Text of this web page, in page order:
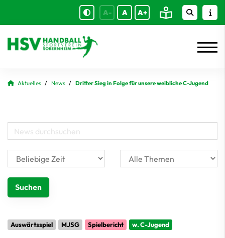
A- A A+
Aktuelles News Dritter Sieg in Folge für unsere weibliche C-Jugend
Auswärtsspiel MJSG Spielbericht w. C-Jugend